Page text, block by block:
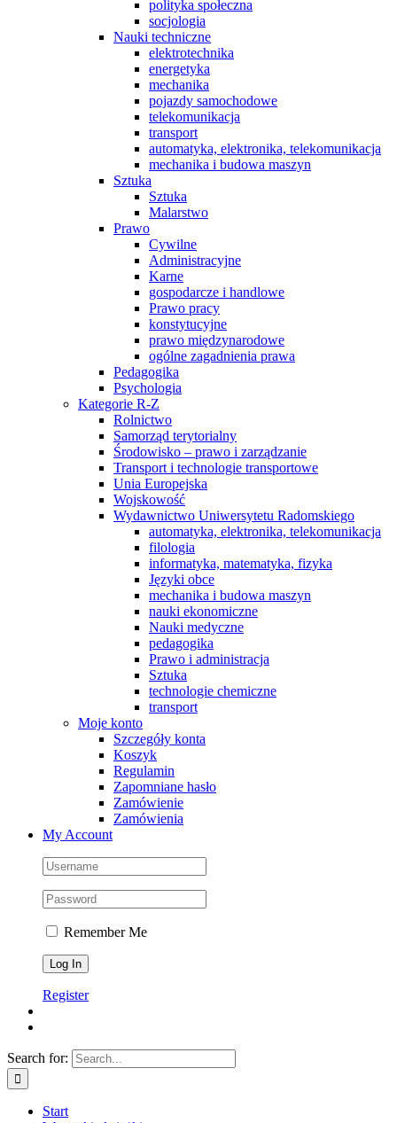
polityka społeczna
socjologia
Nauki techniczne
elektrotechnika
energetyka
mechanika
pojazdy samochodowe
telekomunikacja
transport
automatyka, elektronika, telekomunikacja
mechanika i budowa maszyn
Sztuka
Sztuka
Malarstwo
Prawo
Cywilne
Administracyjne
Karne
gospodarcze i handlowe
Prawo pracy
konstytucyjne
prawo międzynarodowe
ogólne zagadnienia prawa
Pedagogika
Psychologia
Kategorie R-Z
Rolnictwo
Samorząd terytorialny
Środowisko – prawo i zarządzanie
Transport i technologie transportowe
Unia Europejska
Wojskowość
Wydawnictwo Uniwersytetu Radomskiego
automatyka, elektronika, telekomunikacja
filologia
informatyka, matematyka, fizyka
Języki obce
mechanika i budowa maszyn
nauki ekonomiczne
Nauki medyczne
pedagogika
Prawo i administracja
Sztuka
technologie chemiczne
transport
Moje konto
Szczegóły konta
Koszyk
Regulamin
Zapomniane hasło
Zamówienie
Zamówienia
My Account
Remember Me
Register
Search for:
Start